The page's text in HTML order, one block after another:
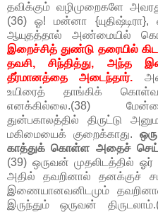
தவிக்கும் வழிமுறைகளே
(36) ஓ! மன்னா
ஆயுதத்தால் அண்மையில்
இறைச்சித் துண்டு தரையில்
தவசி, சிந்தித்து, அந்த
தீர்மானத்தை அடைந்தார்.
உயிரைத் தாங்கிக்
எனக்கில்லை.(38)
துன்பகாலத்தில் திருட்டு
மகிமையைக் குறைக்காது.
காத்துக் கொள்ள அதைச்
(39) ஒருவன் முதலிடத்தில்
அதில் தவறினால் தனக்குச்
இணையானவனிடமும்
இருந்தும் ஒருவன்